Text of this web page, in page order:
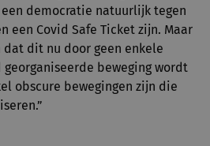
democratie natuurlijk tegen
een Covid Safe Ticket zijn. Maar
dit nu door geen enkele
beweging wordt
obscure bewegingen zijn die